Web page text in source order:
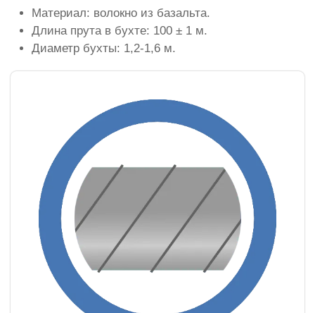
Материал: волокно из базальта.
Длина прута в бухте: 100 ± 1 м.
Диаметр бухты: 1,2-1,6 м.